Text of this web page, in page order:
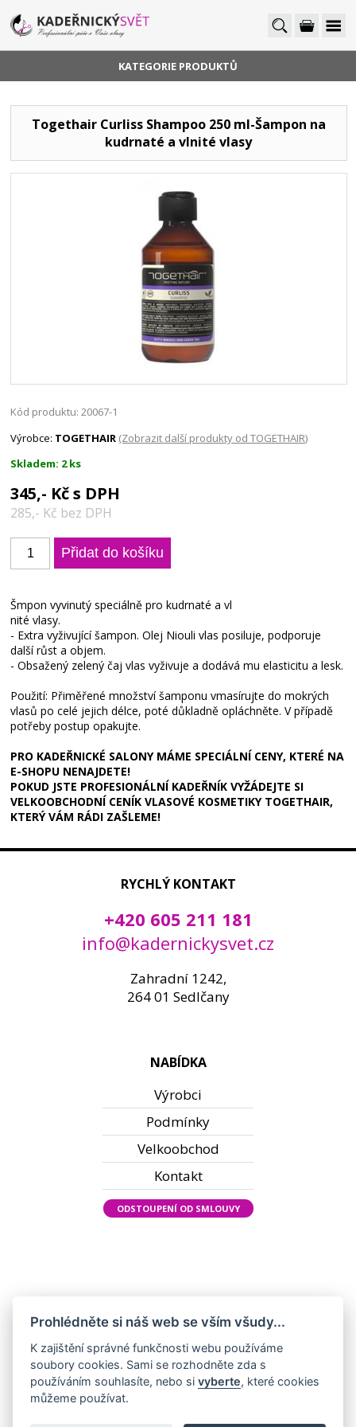
KATEGORIE PRODUKTŮ
Togethair Curliss Shampoo 250 ml-Šampon na
kudrnaté a vlnité vlasy
Kód produktu: 20067-1
Výrobce: TOGETHAIR (Zobrazit další produkty od TOGETHAIR)
Skladem: 2 ks
345,- Kč s DPH
285,- Kč bez DPH
Šmpon vyvinutý speciálně pro kudrnaté a vl
nité vlasy.
- Extra vyživující šampon. Olej Niouli vlas posiluje, podporuje
další růst a objem.
- Obsažený zelený čaj vlas vyživuje a dodává mu elasticitu a lesk.
Použití: Přiměřené množství šamponu vmasírujte do mokrých
vlasů po celé jejich délce, poté důkladně opláchněte. V případě
potřeby postup opakujte.
PRO KADEŘNICKÉ SALONY MÁME SPECIÁLNÍ CENY, KTERÉ NA
E-SHOPU NENAJDETE!
POKUD JSTE PROFESIONÁLNÍ KADEŘNÍK VYŽÁDEJTE SI
VELKOOBCHODNÍ CENÍK VLASOVÉ KOSMETIKY TOGETHAIR,
KTERÝ VÁM RÁDI ZAŠLEME!
RYCHLÝ KONTAKT
+420 605 211 181
info@kadernickysvet.cz
Zahradní 1242,
264 01 Sedlčany
NABÍDKA
Výrobci
Podmínky
Velkoobchod
Kontakt
ODSTOUPENÍ OD SMLOUVY
Prohlédněte si náš web se vším všudy...
K zajištění správné funkčnosti webu používáme
soubory cookies. Sami se rozhodněte zda s
používáním souhlasíte, nebo sivyberte, které cookies
můžeme používat.